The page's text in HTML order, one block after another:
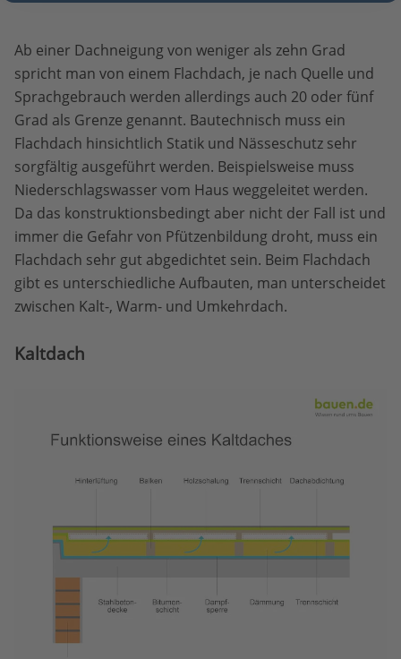
Ab einer Dachneigung von weniger als zehn Grad
spricht man von einem Flachdach, je nach Quelle und
Sprachgebrauch werden allerdings auch 20 oder fünf
Grad als Grenze genannt. Bautechnisch muss ein
Flachdach hinsichtlich Statik und Nässeschutz sehr
sorgfältig ausgeführt werden. Beispielsweise muss
Niederschlagswasser vom Haus weggeleitet werden.
Da das konstruktionsbedingt aber nicht der Fall ist und
immer die Gefahr von Pfützenbildung droht, muss ein
Flachdach sehr gut abgedichtet sein. Beim Flachdach
gibt es unterschiedliche Aufbauten, man unterscheidet
zwischen Kalt-, Warm- und Umkehrdach.
Kaltdach